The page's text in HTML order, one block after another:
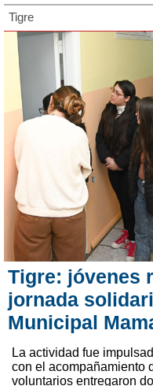
Tigre
Tigre: jóvenes
jornada
Municipal
La actividad fue
con el acompañamiento
voluntarios entregaron